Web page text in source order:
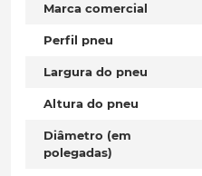
Marca comercial
Perfil pneu
Largura do pneu
Altura do pneu
Diâmetro (em
polegadas)